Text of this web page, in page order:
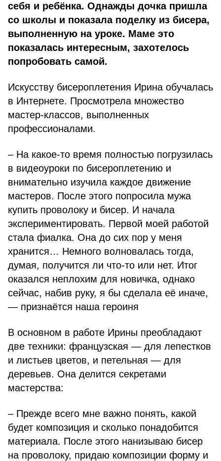
себя и ребёнка. Однажды дочка пришла
со школы и показала поделку из бисера,
выполненную на уроке. Маме это
показалась интересным, захотелось
попробовать самой.
Искусству бисероплетения Ирина обучалась
в Интернете. Просмотрела множество
мастер-классов, выполненных
профессионалами.
– На какое-то время полностью погрузилась
в видеоуроки по бисероплетению и
внимательно изучила каждое движение
мастеров. После этого попросила мужа
купить проволоку и бисер. И начала
экспериментировать. Первой моей работой
стала фиалка. Она до сих пор у меня
хранится… Немного волновалась тогда,
думая, получится ли что-то или нет. Итог
оказался неплохим для новичка, однако
сейчас, набив руку, я бы сделала её иначе,
— признаётся наша героиня
В основном в работе Ирины преобладают
две техники: французская — для лепестков
и листьев цветов, и петельная — для
деревьев. Она делится секретами
мастерства:
– Прежде всего мне важно понять, какой
будет композиция и сколько понадобится
материала. После этого нанизываю бисер
на проволоку, придаю композиции форму и